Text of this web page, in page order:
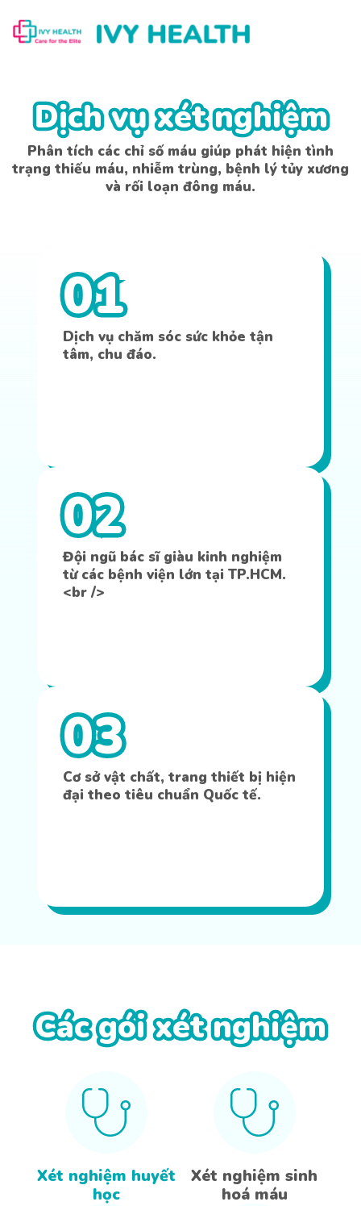
Dịch vụ xét nghiệm
Dịch vụ xét nghiệm
Phân tích các chỉ số máu giúp phát hiện tình
trạng thiếu máu, nhiễm trùng, bệnh lý tủy xương
và rối loạn đông máu.
01
Dịch vụ chăm sóc sức khỏe tận
tâm, chu đáo.
02
Đội ngũ bác sĩ giàu kinh nghiệm
từ các bệnh viện lớn tại TP.HCM.
<br />
03
Cơ sở vật chất, trang thiết bị hiện
đại theo tiêu chuẩn Quốc tế.
Các gói xét nghiệm
Các gói xét nghiệm
Xét nghiệm huyết
học
Xét nghiệm sinh
hoá máu